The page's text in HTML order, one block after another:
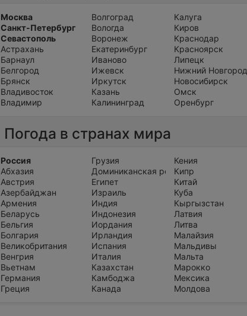
Москва
Санкт-Петербург
Севастополь
Астрахань
Барнаул
Белгород
Брянск
Владивосток
Владимир
Волгоград
Вологда
Воронеж
Екатеринбург
Иваново
Ижевск
Иркутск
Казань
Калининград
Калуга
Киров
Краснодар
Красноярск
Липецк
Нижний Новгород
Новосибирск
Омск
Оренбург
Погода в странах мира
Россия
Абхазия
Австрия
Азербайджан
Армения
Беларусь
Бельгия
Болгария
Великобритания
Венгрия
Вьетнам
Германия
Греция
Грузия
Доминиканская республика
Египет
Израиль
Индия
Индонезия
Иордания
Ирландия
Испания
Италия
Казахстан
Камбоджа
Канада
Кения
Кипр
Китай
Куба
Кыргызстан
Латвия
Литва
Малайзия
Мальдивы
Мальта
Марокко
Мексика
Молдова